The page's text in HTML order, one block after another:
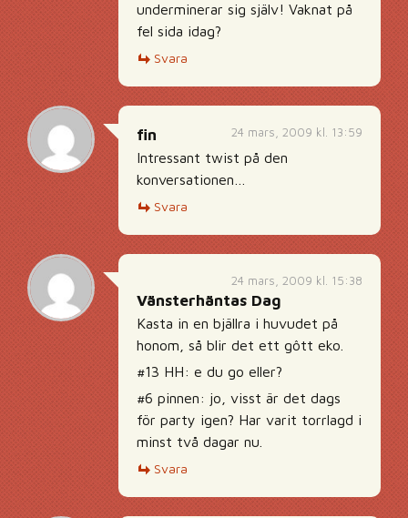
underminerar sig själv! Vaknat på
fel sida idag?
Svara
24 mars, 2009 kl. 13:59
fin
Intressant twist på den
konversationen…
Svara
24 mars, 2009 kl. 15:38
Vänsterhäntas Dag
Kasta in en bjällra i huvudet på
honom, så blir det ett gôtt eko.
#13 HH: e du go eller?
#6 pinnen: jo, visst är det dags
för party igen? Har varit torrlagd i
minst två dagar nu.
Svara